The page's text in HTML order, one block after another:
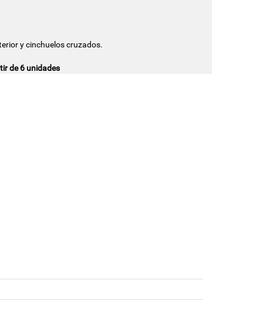
y cinchuelos cruzados.
de 6 unidades